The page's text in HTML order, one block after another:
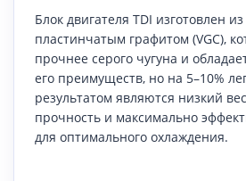
Блок двигателя TDI изготовлен
пластинчатым графитом (VGC),
прочнее серого чугуна и
его преимуществ, но на 5–10%
результатом являются низкий
прочность и максимально
для оптимального охлаждения.